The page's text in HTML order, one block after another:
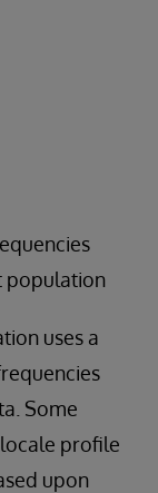
population
uses a
Some
profile
upon